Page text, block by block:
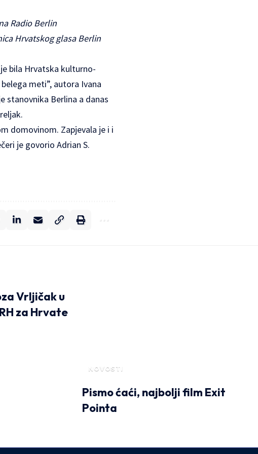
Radio Berlin
Hrvatskog glasa Berlin
bila Hrvatska kulturno-
meti”, autora Ivana
stanovnika Berlina a danas
domovinom. Zapjevala je i i
je govorio Adrian S.
Vrljičak u
za Hrvate
NOVOSTI
Pismo ćaći, najbolji film Exit
Pointa